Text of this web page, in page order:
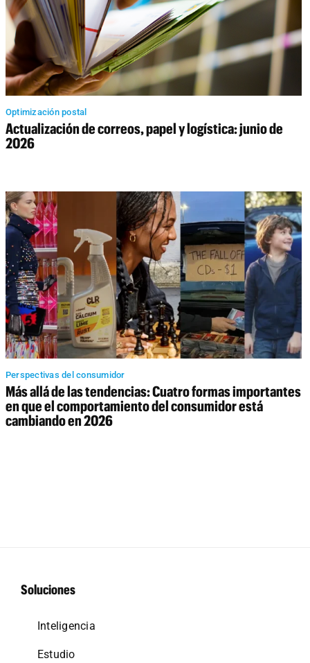
Optimización postal
Actualización de correos, papel y logística: junio de
2026
Perspectivas del consumidor
Más allá de las tendencias: Cuatro formas importantes
en que el comportamiento del consumidor está
cambiando en 2026
Soluciones
Inteligencia
Estudio